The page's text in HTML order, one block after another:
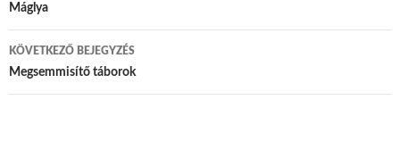
Bejegyzés navigáció
Máglya
KÖVETKEZŐ BEJEGYZÉS
Megsemmisítő táborok